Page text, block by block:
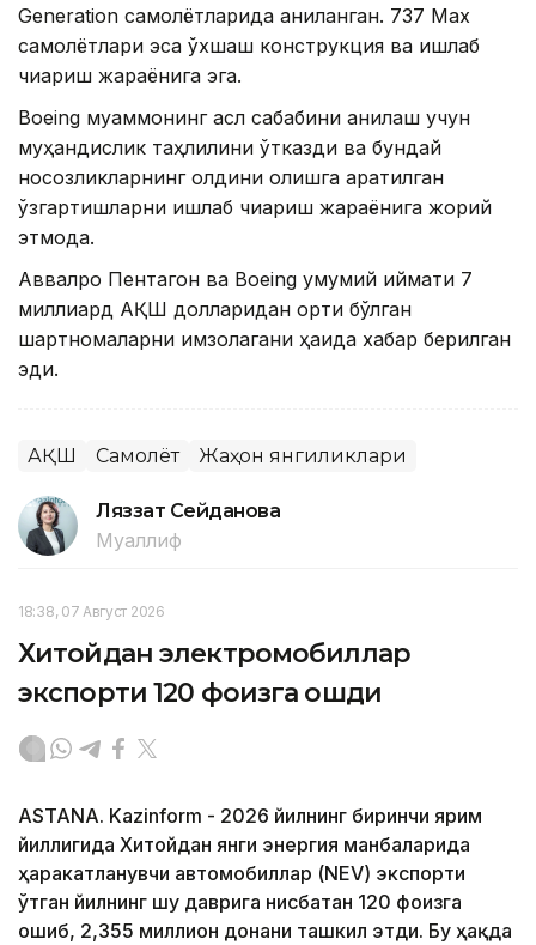
Generation самолётларида аниқланган. 737 Max
самолётлари эса ўхшаш конструкция ва ишлаб
чиқариш жараёнига эга.
Boeing муаммонинг асл сабабини аниқлаш учун
муҳандислик таҳлилини ўтказди ва бундай
носозликларнинг олдини олишга қаратилган
ўзгартишларни ишлаб чиқариш жараёнига жорий
этмоқда.
Аввалроқ Пентагон ва Boeing умумий қиймати 7
миллиард АҚШ долларидан ортиқ бўлган
шартномаларни имзолагани ҳақида хабар берилган
эди.
АҚШ Самолёт Жаҳон янгиликлари
Ляззат Сейданова
Муаллиф
18:38, 07 Август 2026
Хитойдан электромобиллар
экспорти 120 фоизга ошди
ASTANA. Kazinform - 2026 йилнинг биринчи ярим
йиллигида Хитойдан янги энергия манбаларида
ҳаракатланувчи автомобиллар (NEV) экспорти
ўтган йилнинг шу даврига нисбатан 120 фоизга
ошиб, 2,355 миллион донани ташкил этди. Бу ҳақда